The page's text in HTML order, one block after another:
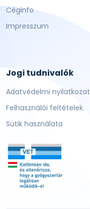
Céginfo
Impresszum
Jogi tudnivalók
Adatvédelmi nyilatkozat
Felhasználói feltételek.
Sütik használata